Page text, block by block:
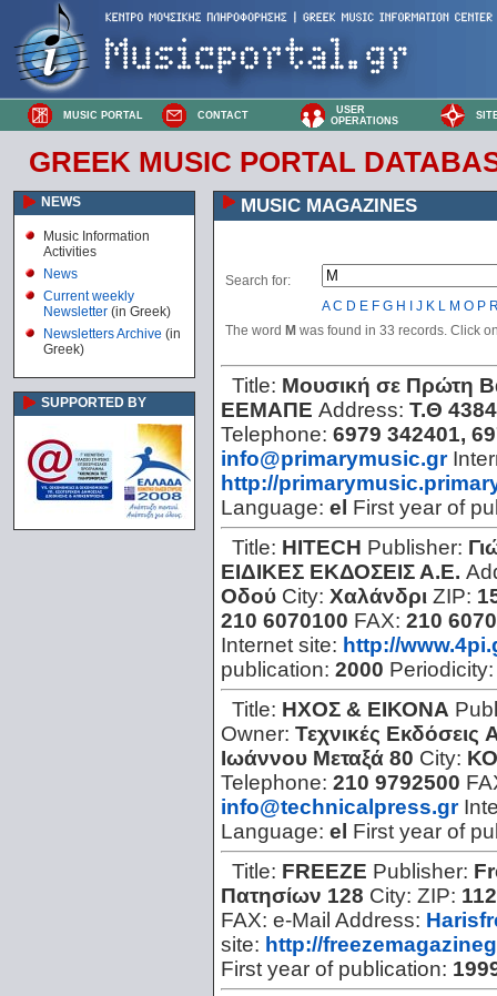
MUSIC PORTAL CONTACT
USER
OPERATIONS
GREEK MUSIC PORTAL
NEWS
Music Information
Activities
News
Current weekly
Newsletter (in Greek)
Newsletters Archive (in
Greek)
SUPPORTED BY
MUSIC MAGAZINES
Search for:
A C D E F G H J K L M O P
The word Μ was found in 33 records. Click
Title: Μουσική σε Πρώτη
ΕΕΜΑΠΕ Address: Τ.Θ 4384
Telephone: 6979 342401,
info@primarymusic.gr
http://
Language: el First year of
Title: HITECH Publisher:
ΕΙΔΙΚΕΣ ΕΚΔΟΣΕΙΣ Α.Ε.
Οδού City: Χαλάνδρι ZIP:
210 6070100 FAX: 210
Internet site: http://
publication: 2000
Title: ΗΧΟΣ & ΕΙΚΟΝΑ
Owner: Τεχνικές Εκδόσεις
Ιωάννου Μεταξά 80 City:
Telephone: 210 9792500
info@technicalpress.gr
Language: el First year of
Title: FREEZE Publisher:
Πατησίων 128 City: ZIP:
FAX: e-Mail Address:
site: http://
First year of publication: